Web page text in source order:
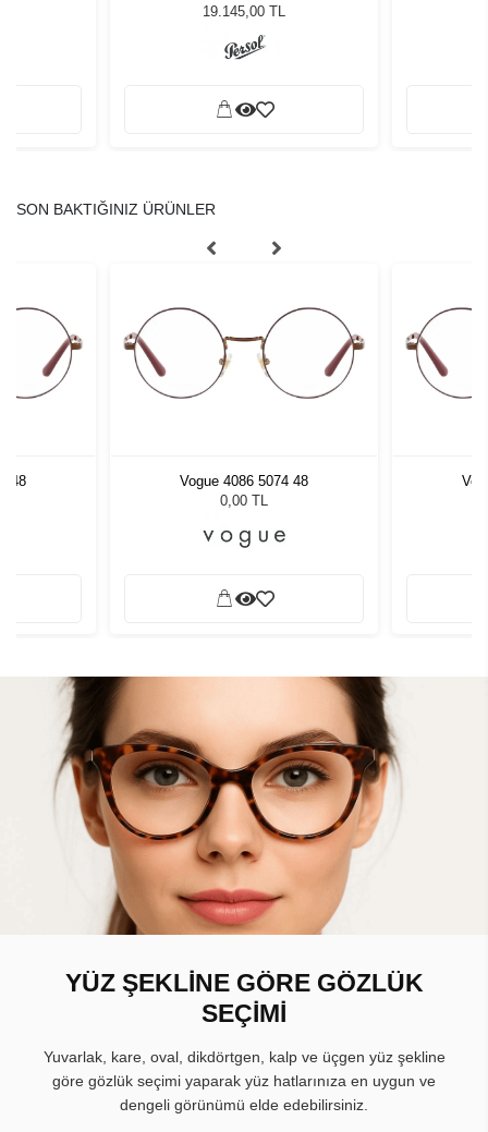
Güneş Gözlüğü
19.145,00 TL
SON BAKTIĞINIZ ÜRÜNLER
48
Vogue 4086 5074 48
0,00 TL
YÜZ ŞEKLİNE GÖRE GÖZLÜK
SEÇİMİ
Yuvarlak, kare, oval, dikdörtgen, kalp ve üçgen yüz şekline
göre gözlük seçimi yaparak yüz hatlarınıza en uygun ve
dengeli görünümü elde edebilirsiniz.